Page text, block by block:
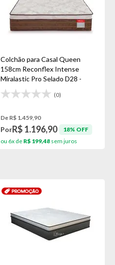
Colchão para Casal Queen
158cm Reconflex Intense
Miralastic Pro Selado D28 -
Marrom
(0)
De R$ 1.459,90
PorR$ 1.196,90
18% OFF
ou 6x de R$ 199,48 sem juros